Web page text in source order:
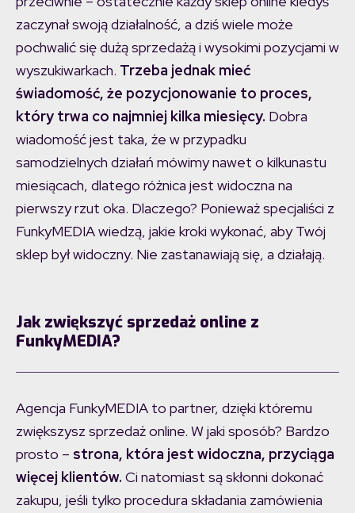
zaczynał swoją działalność, a dziś wiele może
pochwalić się dużą sprzedażą i wysokimi pozycjami w
wyszukiwarkach. Trzeba jednak mieć
świadomość, że pozycjonowanie to proces,
który trwa co najmniej kilka miesięcy. Dobra
wiadomość jest taka, że w przypadku
samodzielnych działań mówimy nawet o kilkunastu
miesiącach, dlatego różnica jest widoczna na
pierwszy rzut oka. Dlaczego? Ponieważ specjaliści z
FunkyMEDIA wiedzą, jakie kroki wykonać, aby Twój
sklep był widoczny. Nie zastanawiają się, a działają.
Jak zwiększyć sprzedaż online z
FunkyMEDIA?
Agencja FunkyMEDIA to partner, dzięki któremu
zwiększysz sprzedaż online. W jaki sposób? Bardzo
prosto – strona, która jest widoczna, przyciąga
więcej klientów. Ci natomiast są skłonni dokonać
zakupu, jeśli tylko procedura składania zamówienia